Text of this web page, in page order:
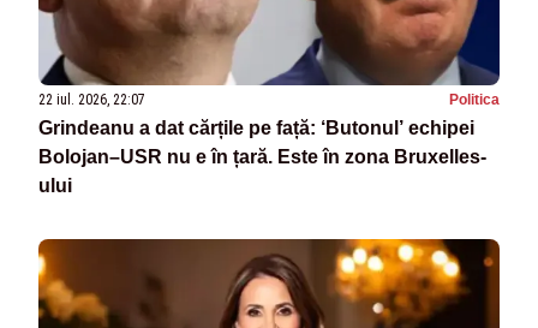
22 iul. 2026, 22:07 Politica
Grindeanu a dat cărțile pe față: ‘Butonul’ echipei
Bolojan–USR nu e în țară. Este în zona Bruxelles-
ului